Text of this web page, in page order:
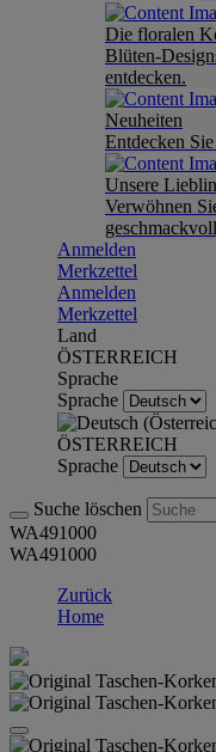
Die floralen
Blüten-
entdecken.
Neuheiten
Entdecken
Unsere
Verwöhnen
Anmelden
Merkzettel
Anmelden
Merkzettel
Land
ÖSTERREICH
Sprache
Sprache
ÖSTERREICH
Sprache
Suche löschen
WA491000
WA491000
Zurück
Home